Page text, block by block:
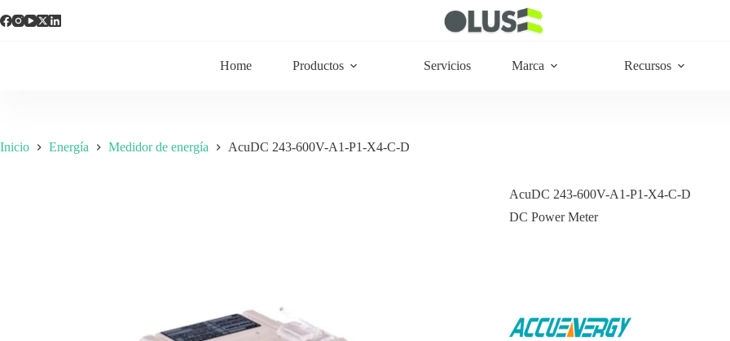
Home Productos Servicios Marca Recursos
Inicio Energía Medidor de energía AcuDC 243-600V-A1-P1-X4-C-D
AcuDC 243-600V-A1-P1-X4-C-D
DC Power Meter